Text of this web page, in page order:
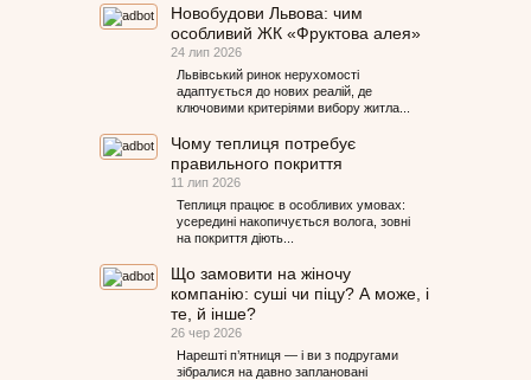
Новобудови Львова: чим
особливий ЖК «Фруктова алея»
24 лип 2026
Львівський ринок нерухомості
адаптується до нових реалій, де
ключовими критеріями вибору житла...
Чому теплиця потребує
правильного покриття
11 лип 2026
Теплиця працює в особливих умовах:
усередині накопичується волога, зовні
на покриття діють...
Що замовити на жіночу
компанію: суші чи піцу? А може, і
те, й інше?
26 чер 2026
Нарешті п’ятниця — і ви з подругами
зібралися на давно заплановані